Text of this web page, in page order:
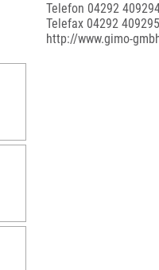
Telefon 04292
Telefax 04292 409295
http://www.gimo-